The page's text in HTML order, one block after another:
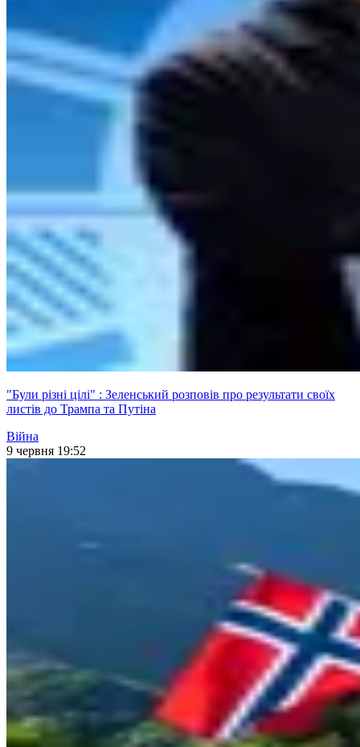
"Були різні цілі" : Зеленський розповів про результати своїх
листів до Трампа та Путіна
Війна
9 червня 19:52